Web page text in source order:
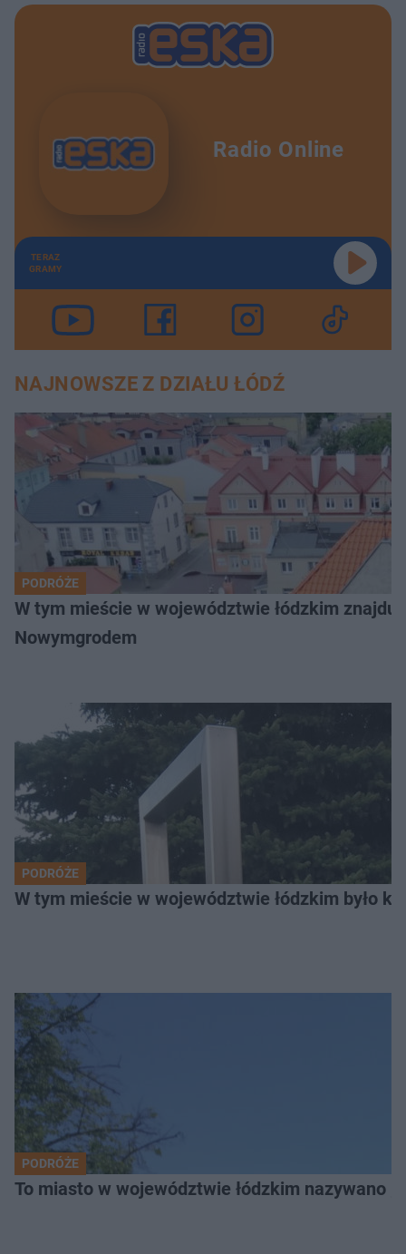
Radio Online
TERAZ
GRAMY
NAJNOWSZE Z DZIAŁU ŁÓDŹ
PODRÓŻE
W tym mieście w województwie łódzkim
Nowymgrodem
PODRÓŻE
W tym mieście w województwie łódzkim było
PODRÓŻE
To miasto w województwie łódzkim nazywano